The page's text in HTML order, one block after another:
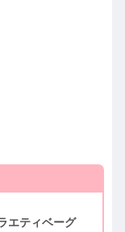
エティベーグ